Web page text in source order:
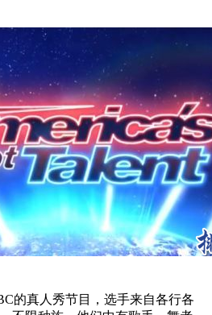
真人秀节目，选手来自各行各